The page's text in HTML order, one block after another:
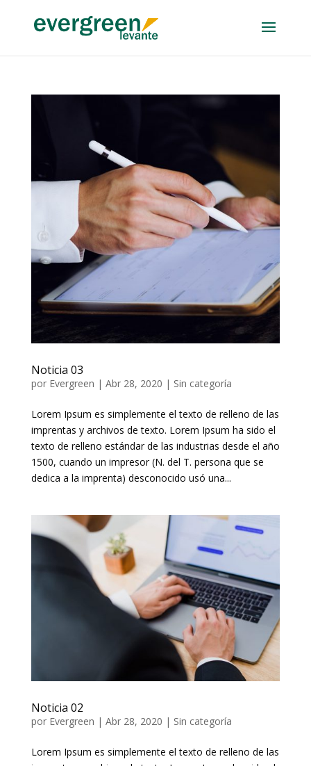
Noticia 03
por Evergreen | Abr 28, 2020 | Sin categoría
Lorem Ipsum es simplemente el texto de relleno de las
imprentas y archivos de texto. Lorem Ipsum ha sido el
texto de relleno estándar de las industrias desde el año
1500, cuando un impresor (N. del T. persona que se
dedica a la imprenta) desconocido usó una...
Noticia 02
por Evergreen | Abr 28, 2020 | Sin categoría
Lorem Ipsum es simplemente el texto de relleno de las